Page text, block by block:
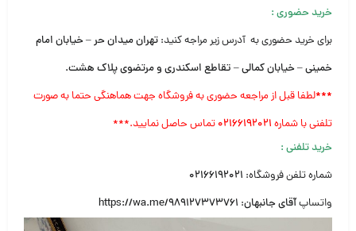
خرید حضوری:
برای خرید حضوری به آدرس زیر مراجه کنید:تهران میدان حر – خیابان امام
خمینی – خیابان کمالی – تقاطع اسکندری و مرتضوی پلاک هشت.
***لطفا قبل از مراجعه حضوری به فروشگاه جهت هماهنگی حتما به صورت
تلفنی با شماره۰۲۱۶۶۱۹۲۰۲۱تماس حاصل نمایید.***
خرید تلفنی:
شماره تلفن فروشگاه: ۰۲۱۶۶۱۹۲۰۲۱
واتساپآقای جانبهان:
https://wa.me/989127373761